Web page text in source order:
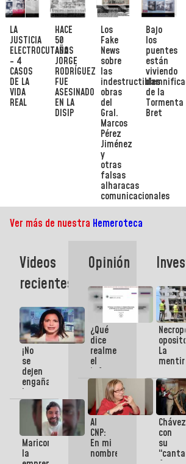
LA
JUSTICIA
ELECTROCUTADA
- 4
CASOS
DE LA
VIDA
REAL
HACE
50
AÑOS
JORGE
RODRÍGUEZ
FUE
ASESINADO
EN LA
DISIP
Los
Fake
News
sobre
las
indestructibles
obras
del
Gral.
Marcos
Pérez
Jiménez
y
otras
falsas
alharacas
comunicacionales
Bajo
los
puentes
están
viviendo
de la
Tormenta
Bret
Ver más de nuestra Hemeroteca
Videos
recientes:
¡No
se
dejen
engañar!
La
Sayona
Juanito
Alimaña
son
harina
Maricorinos
la
Opinión
¿Qué
dice
realmente
el
informe
de la
CIA?
La
diferencia
entre
un
documento
de
Al
CNP:
En mi
nombre,
La
mentira
arma
contra
el
Pueblo
Chávez
con
su
“cantar